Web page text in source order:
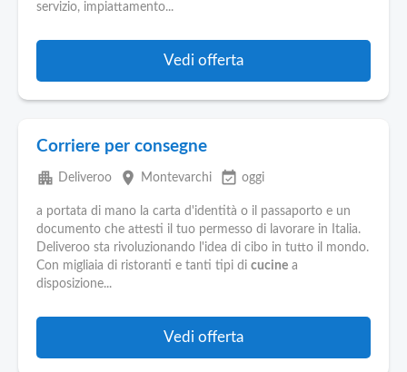
servizio, impiattamento...
Vedi offerta
Corriere per consegne
apartment Deliveroo place Montevarchi event_available oggi
a portata di mano la carta d'identità o il passaporto e un
documento che attesti il tuo permesso di lavorare in Italia.
Deliveroo sta rivoluzionando l'idea di cibo in tutto il mondo.
Con migliaia di ristoranti e tanti tipi di cucine a
disposizione...
Vedi offerta